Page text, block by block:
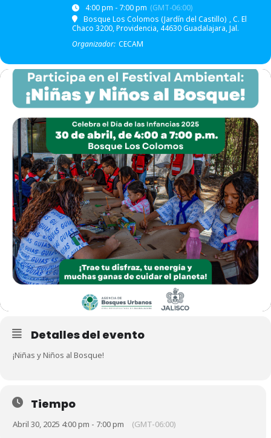
4:00 pm - 7:00 pm (GMT-06:00)
Bosque Los Colomos (Jardín del Castillo) , C. El
Chaco 3200, Providencia, 44630 Guadalajara, Jal.
Organizador: CECAM
Detalles del evento
¡Niñas y Niños al Bosque!
Tiempo
Abril 30, 2025 4:00 pm - 7:00 pm (GMT-06:00)